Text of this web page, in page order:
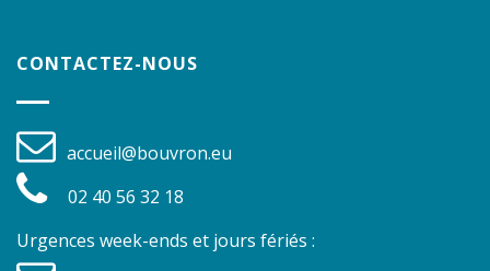
CONTACTEZ-NOUS
accueil@bouvron.eu
02 40 56 32 18
Urgences week-ends et jours fériés :